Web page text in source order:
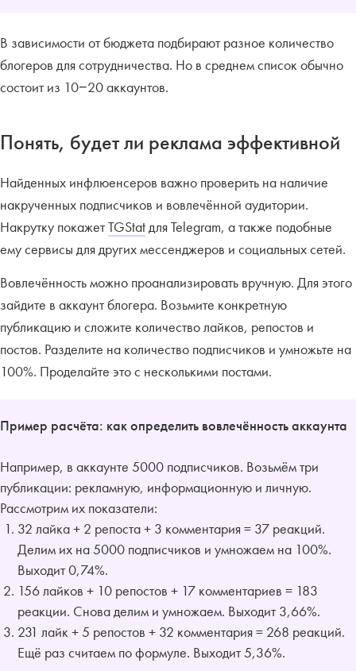
В зависимости от бюджета подбирают разное количество
блогеров для сотрудничества. Но в среднем список обычно
состоит из 10−20 аккаунтов.
Понять, будет ли реклама эффективной
Найденных инфлюенсеров важно проверить на наличие
накрученных подписчиков и вовлечённой аудитории.
Накрутку покажетTGStatдля Telegram, а также подобные
ему сервисы для других мессенджеров и социальных сетей.
Вовлечённость можно проанализировать вручную. Для этого
зайдите в аккаунт блогера. Возьмите конкретную
публикацию и сложите количество лайков, репостов и
постов. Разделите на количество подписчиков и умножьте на
100%. Проделайте это с несколькими постами.
Пример расчёта: как определить вовлечённость аккаунта
Например, в аккаунте 5000 подписчиков. Возьмём три
публикации: рекламную, информационную и личную.
Рассмотрим их показатели:
32 лайка + 2 репоста + 3 комментария = 37 реакций.
Делим их на 5000 подписчиков и умножаем на 100%.
Выходит 0,74%.
156 лайков + 10 репостов + 17 комментариев = 183
реакции. Снова делим и умножаем. Выходит 3,66%.
231 лайк + 5 репостов + 32 комментария = 268 реакций.
Ещё раз считаем по формуле. Выходит 5,36%.